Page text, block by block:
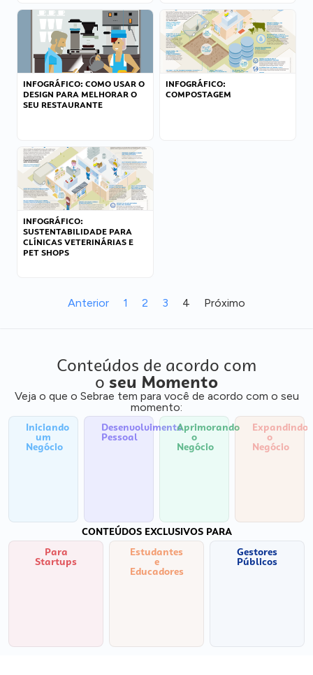
INFOGRÁFICO: COMO USAR O
DESIGN PARA MELHORAR O
SEU RESTAURANTE
INFOGRÁFICO:
COMPOSTAGEM
INFOGRÁFICO:
SUSTENTABILIDADE PARA
CLÍNICAS VETERINÁRIAS E
PET SHOPS
Anterior 1 2 3 4 Próximo
Conteúdos de acordo com
o seu Momento
Veja o que o Sebrae tem para você de acordo com o seu
momento:
Iniciando
um
Negócio
Desenvolvimento
Pessoal
Aprimorando
o
Negócio
Expandindo
o
Negócio
CONTEÚDOS EXCLUSIVOS PARA
Para
Startups
Estudantes
e
Educadores
Gestores
Públicos